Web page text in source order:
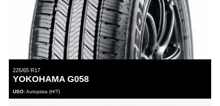
225/65 R17
YOKOHAMA G058
USO:Autopista (H/T)